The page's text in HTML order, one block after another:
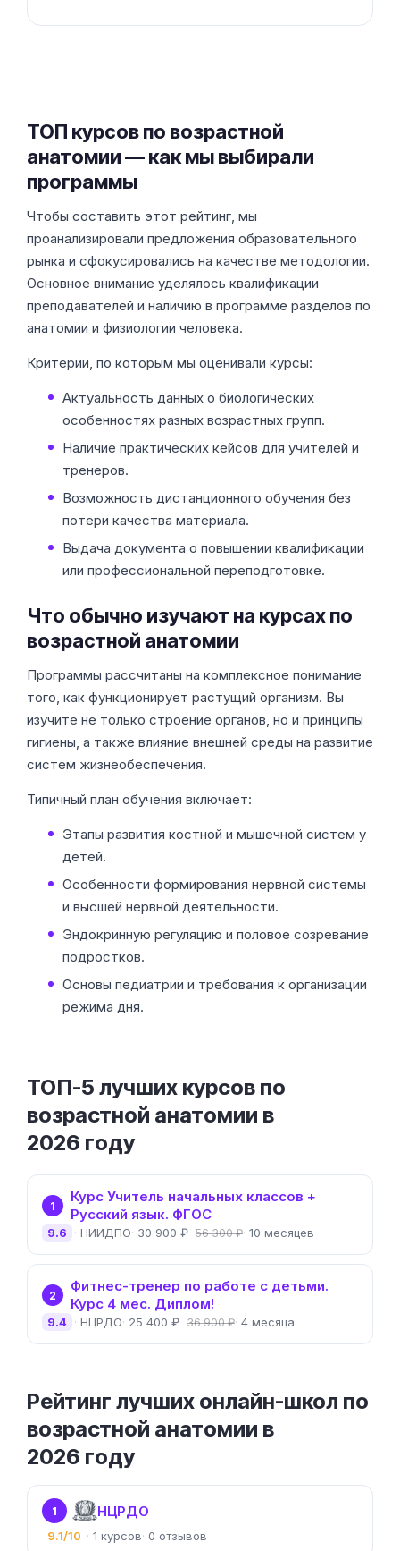
ТОП курсов по возрастной
анатомии — как мы выбирали
программы
Чтобы составить этот рейтинг, мы
проанализировали предложения образовательного
рынка и сфокусировались на качестве методологии.
Основное внимание уделялось квалификации
преподавателей и наличию в программе разделов по
анатомии и физиологии человека.
Критерии, по которым мы оценивали курсы:
Актуальность данных о биологических
особенностях разных возрастных групп.
Наличие практических кейсов для учителей и
тренеров.
Возможность дистанционного обучения без
потери качества материала.
Выдача документа о повышении квалификации
или профессиональной переподготовке.
Что обычно изучают на курсах по
возрастной анатомии
Программы рассчитаны на комплексное понимание
того, как функционирует растущий организм. Вы
изучите не только строение органов, но и принципы
гигиены, а также влияние внешней среды на развитие
систем жизнеобеспечения.
Типичный план обучения включает:
Этапы развития костной и мышечной систем у
детей.
Особенности формирования нервной системы
и высшей нервной деятельности.
Эндокринную регуляцию и половое созревание
подростков.
Основы педиатрии и требования к организации
режима дня.
ТОП-5 лучших курсов по
возрастной анатомии в
2026 году
1
Курс Учитель начальных классов +
Русский язык. ФГОС
НИИДПО 30 900 ₽ 56 300 ₽ 10 месяцев
9.6
2
Фитнес-тренер по работе с детьми.
Курс 4 мес. Диплом!
НЦРДО 25 400 ₽ 36 900 ₽ 4 месяца
9.4
Рейтинг лучших онлайн-школ по
возрастной анатомии в
2026 году
1 НЦРДО
9.1/10 1 0